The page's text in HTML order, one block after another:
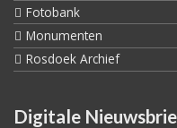
Fotobank
Monumenten
Rosdoek Archief
Digitale